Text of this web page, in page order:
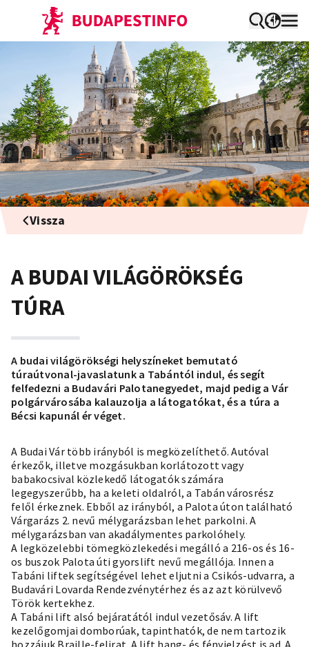
Vissza
A BUDAI VILÁGÖRÖKSÉG
TÚRA
A budai világörökségi helyszíneket bemutató
túraútvonal-javaslatunk a Tabántól indul, és segít
felfedezni a Budavári Palotanegyedet, majd pedig a Vár
polgárvárosába kalauzolja a látogatókat, és a túra a
Bécsi kapunál ér véget.
A Budai Vár több irányból is megközelíthető. Autóval
érkezők, illetve mozgásukban korlátozott vagy
babakocsival közlekedő látogatók számára
legegyszerűbb, ha a keleti oldalról, a Tabán városrész
felől érkeznek. Ebből az irányból, a Palota úton található
Várgarázs 2. nevű mélygarázsban lehet parkolni. A
mélygarázsban van akadálymentes parkolóhely.
A legközelebbi tömegközlekedési megálló a 216-os és 16-
os buszok Palota úti gyorslift nevű megállója. Innen a
Tabáni liftek segítségével lehet eljutni a Csikós-udvarra, a
Budavári Lovarda Rendezvénytérhez és az azt körülvevő
Török kertekhez.
A Tabáni lift alsó bejáratától indul vezetősáv. A lift
kezelőgomjai domborúak, tapinthatók, de nem tartozik
hozzájuk Braille-felirat. A lift hang- és fényjelzést is ad. A